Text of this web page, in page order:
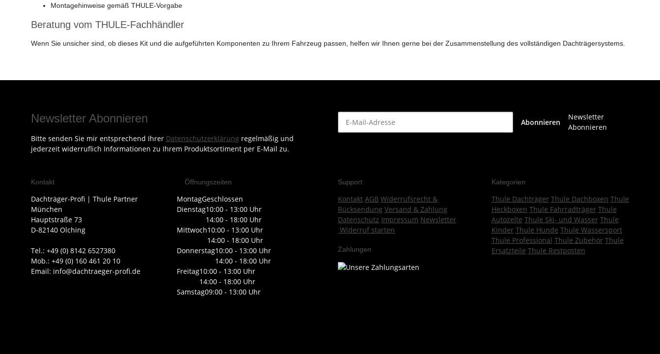
Montagehinweise gemäß THULE-Vorgabe
Beratung vom THULE-Fachhändler
Wenn Sie unsicher sind, ob dieses Kit und die aufgeführten Komponenten zu Ihrem Fahrzeug passen, helfen wir Ihnen gerne bei der Zusammenstellung des vollständigen Dachträgersystems.
Newsletter Abonnieren
Bitte senden Sie mir entsprechend Ihrer Datenschutzerklärung regelmäßig und
jederzeit widerruflich Informationen zu Ihrem Produktsortiment per E-Mail zu.
Abonnieren
Newsletter
Abonnieren
Kontakt
Dachträger-Profi | Thule Partner
München
Hauptstraße 73
D-82140 Olching
Tel.: +49 (0) 8142 6527380
Mob.: +49 (0) 160 461 20 10
Email: info@dachtraeger-profi.de
Öffnungszeiten
MontagGeschlossen
Dienstag10:00 - 13:00 Uhr
14:00 - 18:00 Uhr
Mittwoch10:00 - 13:00 Uhr
14:00 - 18:00 Uhr
Donnerstag10:00 - 13:00 Uhr
14:00 - 18:00 Uhr
Freitag10:00 - 13:00 Uhr
14:00 - 18:00 Uhr
Samstag09:00 - 13:00 Uhr
Support
Kontakt AGB Widerrufsrecht &
Rücksendung Versand & Zahlung
Datenschutz Impressum Newsletter
Widerruf starten
Zahlungen
Kategorien
Thule Dachträger Thule Dachboxen Thule
Heckboxen Thule Fahrradträger Thule
Autozelte Thule Ski- und Wasser Thule
Kinder Thule Hunde Thule Wassersport
Thule Professional Thule Zubehör Thule
Ersatzteile Thule Restposten